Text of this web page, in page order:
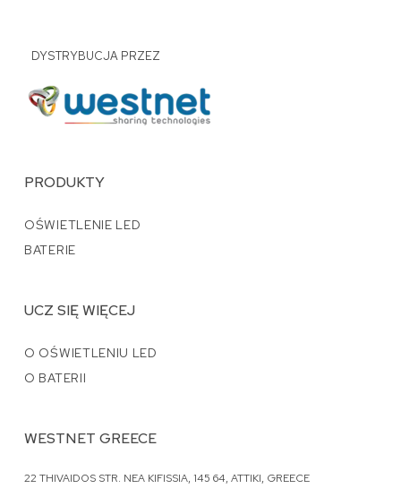
DYSTRYBUCJA PRZEZ
PRODUKTY
OŚWIETLENIE LED
BATERIE
UCZ SIĘ WIĘCEJ
O OŚWIETLENIU LED
O BATERII
WESTNET GREECE
22 THIVAIDOS STR. NEA KIFISSIA, 145 64, ATTIKI, GREECE